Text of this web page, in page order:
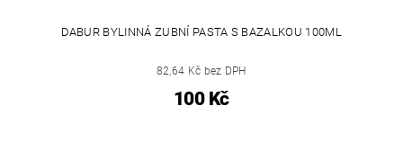
DABUR BYLINNÁ ZUBNÍ PASTA S BAZALKOU 100ML
82,64 Kč bez DPH
100 Kč